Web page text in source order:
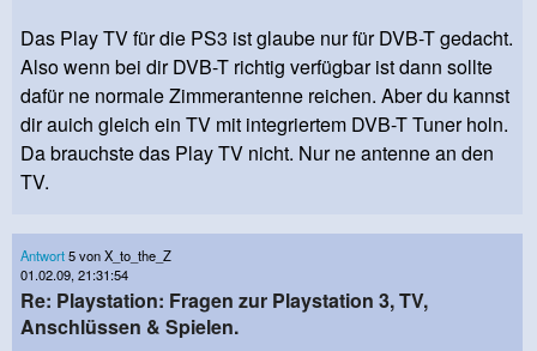
Das Play TV für die PS3 ist glaube nur für DVB-T gedacht.
Also wenn bei dir DVB-T richtig verfügbar ist dann sollte
dafür ne normale Zimmerantenne reichen. Aber du kannst
dir auich gleich ein TV mit integriertem DVB-T Tuner holn.
Da brauchste das Play TV nicht. Nur ne antenne an den
TV.
Antwort5 von X_to_the_Z
01.02.09, 21:31:54
Re: Playstation: Fragen zur Playstation 3, TV,
Anschlüssen & Spielen.